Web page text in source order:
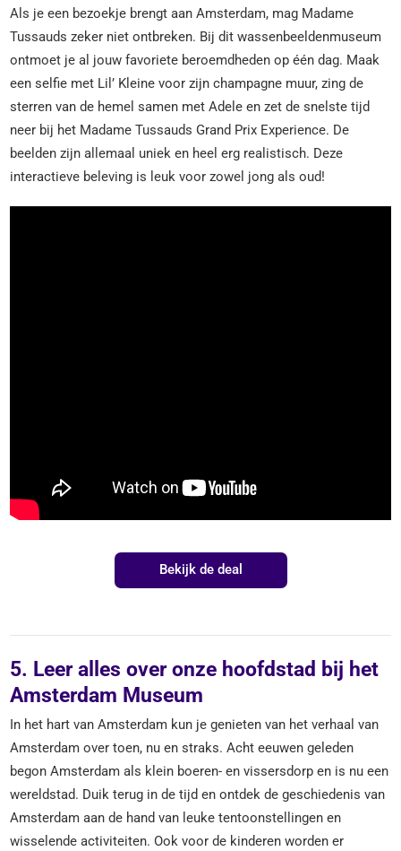
Als je een bezoekje brengt aan Amsterdam, mag Madame
Tussauds zeker niet ontbreken. Bij dit wassenbeeldenmuseum
ontmoet je al jouw favoriete beroemdheden op één dag. Maak
een selfie met Lil’ Kleine voor zijn champagne muur, zing de
sterren van de hemel samen met Adele en zet de snelste tijd
neer bij het Madame Tussauds Grand Prix Experience. De
beelden zijn allemaal uniek en heel erg realistisch. Deze
interactieve beleving is leuk voor zowel jong als oud!
Bekijk de deal
5. Leer alles over onze hoofdstad bij het
Amsterdam Museum
In het hart van Amsterdam kun je genieten van het verhaal van
Amsterdam over toen, nu en straks. Acht eeuwen geleden
begon Amsterdam als klein boeren- en vissersdorp en is nu een
wereldstad. Duik terug in de tijd en ontdek de geschiedenis van
Amsterdam aan de hand van leuke tentoonstellingen en
wisselende activiteiten. Ook voor de kinderen worden er